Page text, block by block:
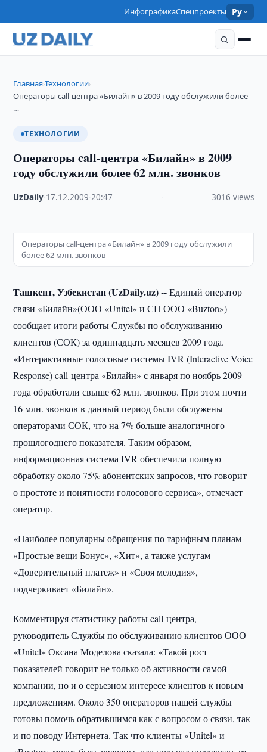
ИнфографикаСпецпроекты Ру
Главная›Технологии›
Операторы call-центра «Билайн» в 2009 году обслужили более
…
ТЕХНОЛОГИИ
Операторы call-центра «Билайн» в 2009
году обслужили более 62 млн. звонков
UzDaily 17.12.2009 ·20:47 3016 views
Операторы call-центра «Билайн» в 2009 году обслужили
более 62 млн. звонков
Ташкент, Узбекистан (UzDaily.uz) --Единый оператор
связи «Билайн»(ООО «Unitel» и СП ООО «Buzton»)
сообщает итоги работы Службы по обслуживанию
клиентов (СОК) за одиннадцать месяцев 2009 года.
«Интерактивные голосовые системы IVR (Interactive Voice
Response) call-центра «Билайн» с января по ноябрь 2009
года обработали свыше 62 млн. звонков. При этом почти
16 млн. звонков в данный период были обслужены
операторами СОК, что на 7% больше аналогичного
прошлогоднего показателя. Таким образом,
информационная система IVR обеспечила полную
обработку около 75% абонентских запросов, что говорит
о простоте и понятности голосового сервиса», отмечает
оператор.
«Наиболее популярны обращения по тарифным планам
«Простые вещи Бонус», «Хит», а также услугам
«Доверительный платеж» и «Своя мелодия»,
подчеркивает «Билайн».
Комментируя статистику работы call-центра,
руководитель Службы по обслуживанию клиентов ООО
«Unitel» Оксана Моделова сказала: «Такой рост
показателей говорит не только об активности самой
компании, но и о серьезном интересе клиентов к новым
предложениям. Около 350 операторов нашей службы
готовы помочь обратившимся как с вопросом о связи, так
и по поводу Интернета. Так что клиенты «Unitel» и